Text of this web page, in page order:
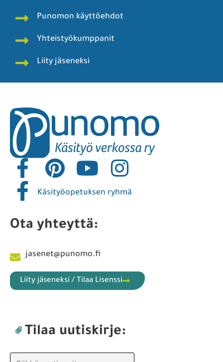
Punomon käyttöehdot
Yhteistyökumppanit
Liity jäseneksi
Käsityöopetuksen ryhmä
Ota yhteyttä:
jasenet@punomo.fi
Liity jäseneksi / Tilaa Lisenssi
Tilaa uutiskirje: